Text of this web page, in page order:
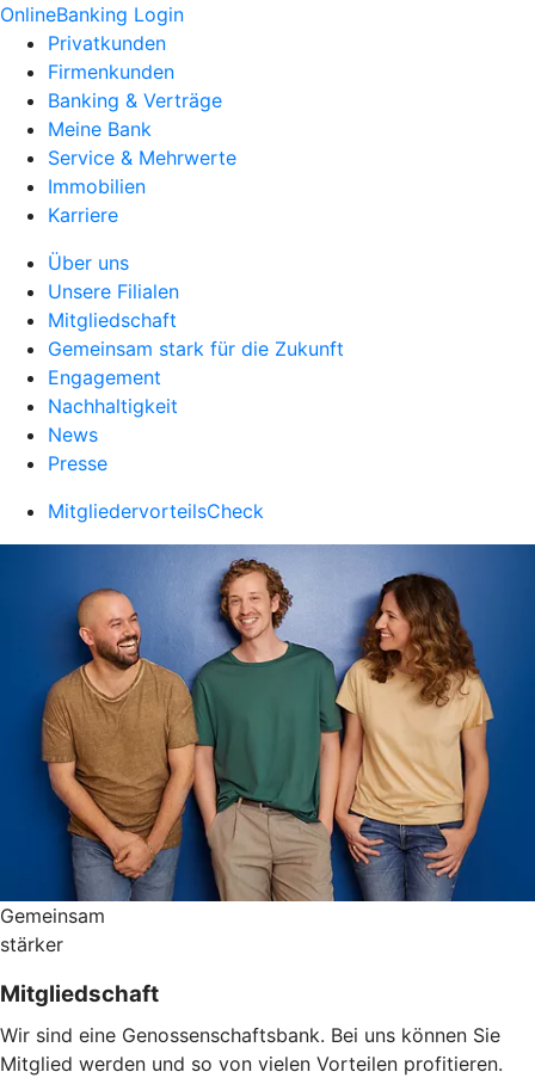
OnlineBanking Login
Privatkunden
Firmenkunden
Banking & Verträge
Meine Bank
Service & Mehrwerte
Immobilien
Karriere
Über uns
Unsere Filialen
Mitgliedschaft
Gemeinsam stark für die Zukunft
Engagement
Nachhaltigkeit
News
Presse
MitgliedervorteilsCheck
Gemeinsam
stärker
Mitgliedschaft
Wir sind eine Genossenschaftsbank. Bei uns können Sie
Mitglied werden und so von vielen Vorteilen profitieren.